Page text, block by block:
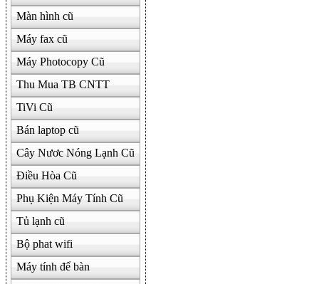
Màn hình cũ
Máy fax cũ
Máy Photocopy Cũ
Thu Mua TB CNTT
TiVi Cũ
Bán laptop cũ
Cây Nươc Nóng Lạnh Cũ
Điều Hòa Cũ
Phụ Kiện Máy Tính Cũ
Tủ lạnh cũ
Bộ phat wifi
Máy tính để bàn